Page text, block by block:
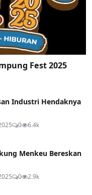
Fest 2025
Industri Hendaknya
0 6.4k
Menkeu Bereskan
0 2.9k